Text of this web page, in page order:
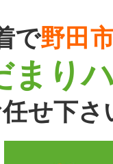
で野田
まり
せ下さ